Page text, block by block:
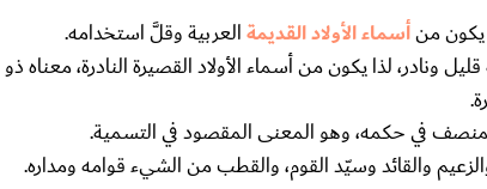
يكون منأسماء الأولاد القديمةالعربية وقلَّ استخدامه.
لذا يكون من أسماء الأولاد القصيرة النادرة، معناه ذو
في حكمه، وهو المعنى المقصود في التسمية.
والقائد وسيّد القوم، والقطب من الشيء قوامه ومداره.